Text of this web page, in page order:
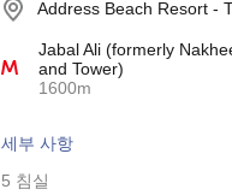
Address Beach Resort -
Jabal Ali (formerly
and Tower)
1600m
세부 사항
5 침실